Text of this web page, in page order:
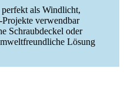
als Windlicht,
verwendbar
Schraubdeckel oder
Lösung